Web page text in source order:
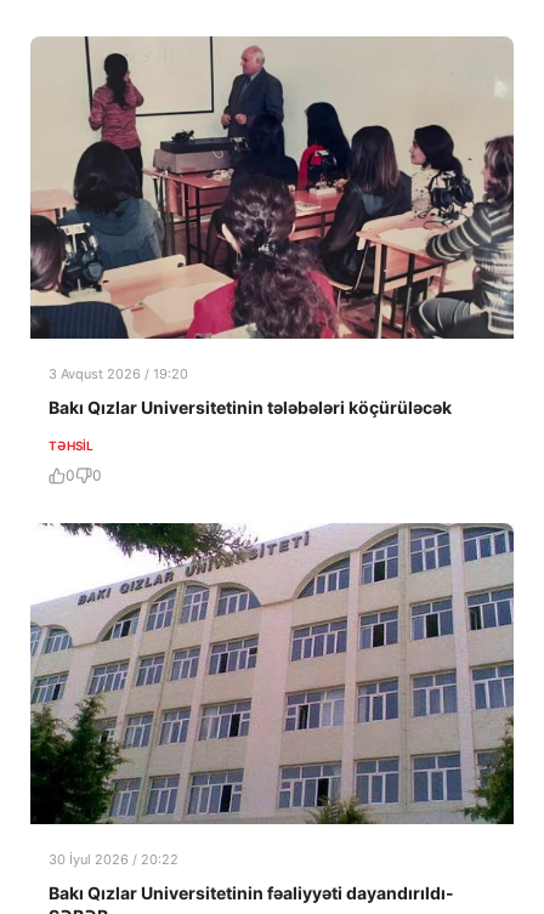
3 Avqust 2026 / 19:20
Bakı Qızlar Universitetinin tələbələri köçürüləcək
TƏHSIL
0 0
30 İyul 2026 / 20:22
Bakı Qızlar Universitetinin fəaliyyəti dayandırıldı-